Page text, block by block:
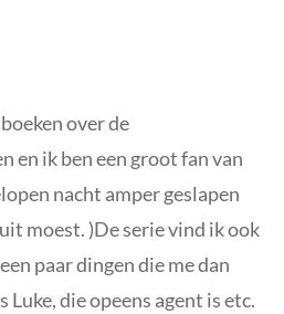
over de
en ik ben een groot fan van
nacht amper geslapen
moest. )De serie vind ik ook
paar dingen die me dan
Luke, die opeens agent is etc.